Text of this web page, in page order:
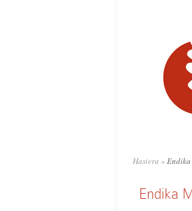
Hasiera » Endika
Endika